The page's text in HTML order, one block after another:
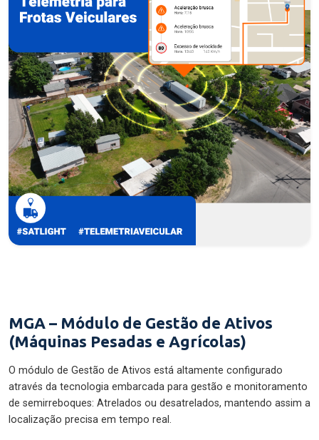
MGA – Módulo de Gestão de Ativos
(Máquinas Pesadas e Agrícolas)
O módulo de Gestão de Ativos está altamente configurado
através da tecnologia embarcada para gestão e monitoramento
de semirreboques: Atrelados ou desatrelados, mantendo assim a
localização precisa em tempo real.